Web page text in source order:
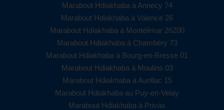
Marabout Hdiakhaba à Annecy 74
Marabout Hdiakhaba à Valence 26
Marabout Hdiakhaba à Montélimar 26200
Marabout Hdiakhaba à Chambéry 73
Marabout Hdiakhaba à Bourg-en-Bresse 01
Marabout Hdiakhaba à Moulins 03
Marabout Hdiakhaba à Aurillac 15
Marabout Hdiakhaba au Puy-en-Velay
Marabout Hdiakhaba à Privas